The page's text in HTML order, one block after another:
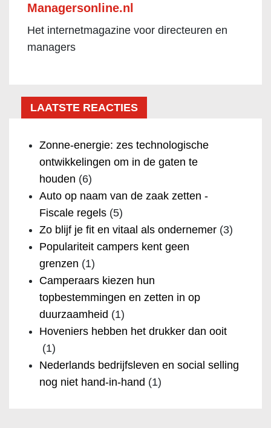
Managersonline.nl
Het internetmagazine voor directeuren en
managers
LAATSTE REACTIES
Zonne-energie: zes technologische
ontwikkelingen om in de gaten te
houden (6)
Auto op naam van de zaak zetten -
Fiscale regels (5)
Zo blijf je fit en vitaal als ondernemer (3)
Populariteit campers kent geen
grenzen (1)
Camperaars kiezen hun
topbestemmingen en zetten in op
duurzaamheid (1)
Hoveniers hebben het drukker dan ooit
(1)
Nederlands bedrijfsleven en social selling
nog niet hand-in-hand (1)